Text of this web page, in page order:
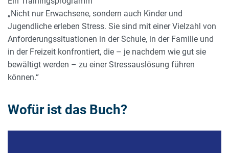
„Nicht nur Erwachsene, sondern auch Kinder und
Jugendliche erleben Stress. Sie sind mit einer Vielzahl von
Anforderungssituationen in der Schule, in der Familie und
in der Freizeit konfrontiert, die – je nachdem wie gut sie
bewältigt werden – zu einer Stressauslösung führen
können.“
Wofür ist das Buch?